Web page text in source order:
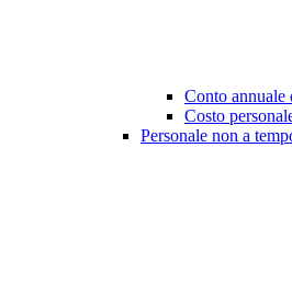
Conto annuale
Costo
Personale non a